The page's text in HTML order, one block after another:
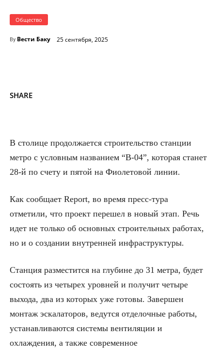
Общество
By Вести Баку 25 сентября, 2025
SHARE
В столице продолжается строительство станции
метро с условным названием “B-04”, которая станет
28-й по счету и пятой на Фиолетовой линии.
Как сообщает Report, во время пресс-тура
отметили, что проект перешел в новый этап. Речь
идет не только об основных строительных работах,
но и о создании внутренней инфраструктуры.
Станция разместится на глубине до 31 метра, будет
состоять из четырех уровней и получит четыре
выхода, два из которых уже готовы. Завершен
монтаж эскалаторов, ведутся отделочные работы,
устанавливаются системы вентиляции и
охлаждения, а также современное